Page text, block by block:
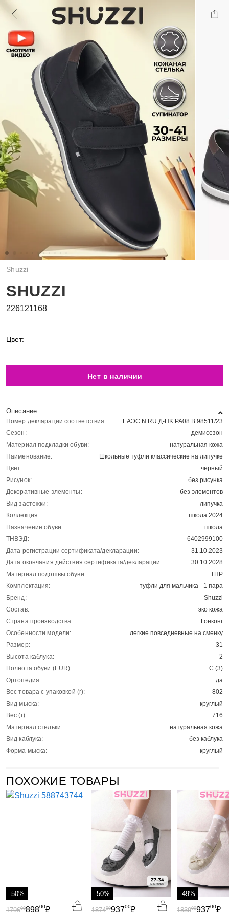
Shuzzi
SHUZZI
226121168
Цвет:
Нет в наличии
Описание
Номер декларации соответствия:
ЕАЭС N RU Д-HK.РА08.В.98511/23
Сезон:
демисезон
Материал подкладки обуви:
натуральная кожа
Наименование:
Школьные туфли классические на липучке
Цвет:
черный
Рисунок:
без рисунка
Декоративные элементы:
без элементов
Вид застежки:
липучка
Коллекция:
школа 2024
Назначение обуви:
школа
ТНВЭД:
6402999100
Дата регистрации сертификата/декларации:
31.10.2023
Дата окончания действия сертификата/декларации:
30.10.2028
Материал подошвы обуви:
ТПР
Комплектация:
туфли для мальчика - 1 пара
Бренд:
Shuzzi
Состав:
эко кожа
Страна производства:
Гонконг
Особенности модели:
легкие повседневные на сменку
Размер:
31
Высота каблука:
2
Полнота обуви (EUR):
С (3)
Ортопедия:
да
Вес товара с упаковкой (г):
802
Вид мыска:
круглый
Вес (г):
716
Материал стельки:
натуральная кожа
Вид каблука:
без каблука
Форма мыска:
круглый
ПОХОЖИЕ ТОВАРЫ
-50%
89800₽
179600
-50%
93700₽
187400
-49%
93700₽
183900